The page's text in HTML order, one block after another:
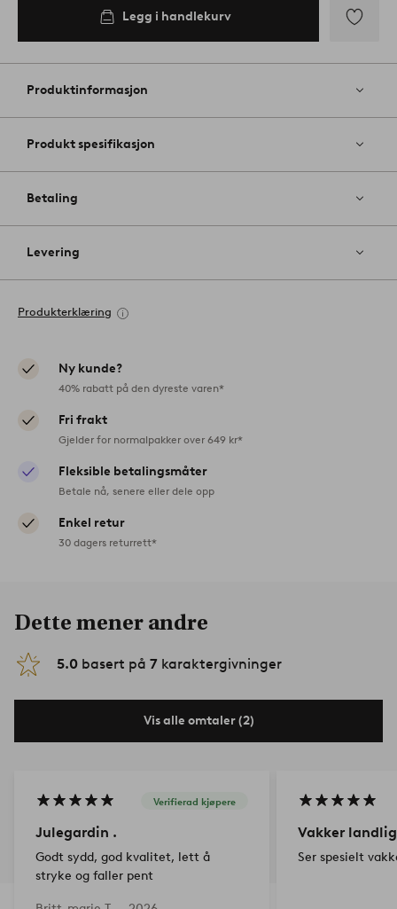
Legg i handlekurv
til
Produktinformasjon
Produkt spesifikasjon
Betaling
Levering
Produkterklæring
Ny kunde?
40% rabatt på den dyreste varen*
Fri frakt
Gjelder for normalpakker over 649 kr*
Fleksible betalingsmåter
Betale nå, senere eller dele opp
Enkel retur
30 dagers returrett*
Dette mener andre
5.0 basert på 7 karaktergivninger
Vis alle omtaler (2)
Verifierad kjøpere
Julegardin .
Godt sydd, god kvalitet, lett å
stryke og faller pent
Vakker
Ser spesielt